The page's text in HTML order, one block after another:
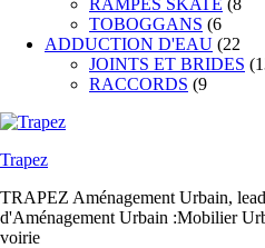
TOBOGGANS (6
ADDUCTION D'EAU (22
JOINTS ET BRIDES
RACCORDS (9
Trapez
TRAPEZ Aménagement Urbain,
d'Aménagement Urbain :Mobilier
voirie